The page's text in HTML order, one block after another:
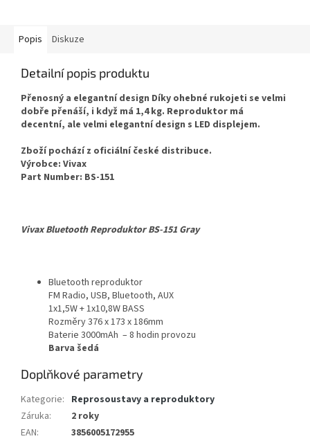
Popis Diskuze
Detailní popis produktu
Přenosný a elegantní design Díky ohebné rukojeti se velmi
dobře přenáší, i když má 1,4 kg. Reproduktor má
decentní, ale velmi elegantní design s LED displejem.
Zboží pochází z oficiální české distribuce.
Výrobce: Vivax
Part Number: BS-151
Vivax Bluetooth Reproduktor BS-151 Gray
Bluetooth reproduktor
FM Radio, USB, Bluetooth, AUX
1x1,5W + 1x10,8W BASS
Rozměry 376 x 173 x 186mm
Baterie 3000mAh – 8 hodin provozu
Barva šedá
Doplňkové parametry
Kategorie: Reprosoustavy a reproduktory
Záruka:
2 roky
EAN: 3856005172955